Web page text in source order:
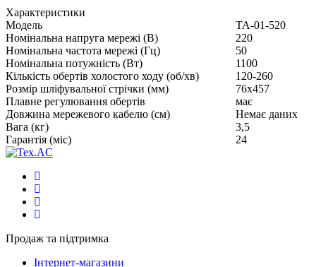
Характеристики
Модель
ТА-01-520
Номінальна напруга мережі (В)
220
Номінальна частота мережі (Гц)
50
Номінальна потужність (Вт)
1100
Кількість обертів холостого ходу (об/хв)
120-260
Розмір шліфувальної стрічки (мм)
76х457
Плавне регулювання обертів
має
Довжина мережевого кабелю (см)
Немає даних
Вага (кг)
3,5
Гарантія (міс)
24
Продаж та підтримка
Інтернет-магазини